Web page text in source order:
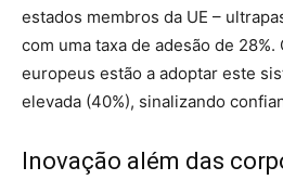
estados membros da UE –
com uma taxa de adesão de 28%.
europeus estão a adoptar este
elevada (40%), sinalizando
Inovação além das